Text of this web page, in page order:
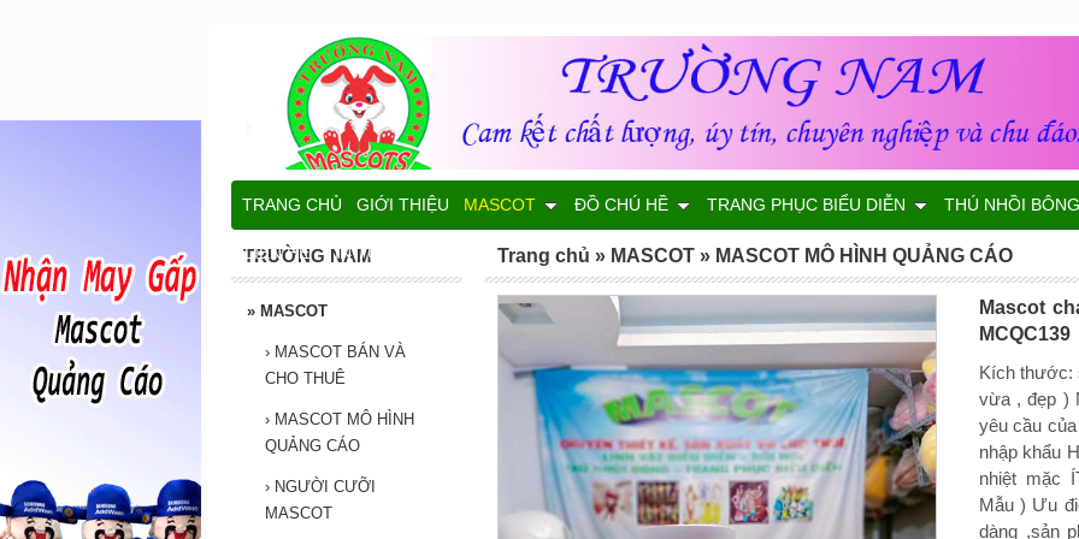
Mascot
MCQC139
Kích thước:
vừa , đẹp )
yêu cầu
nhập khẩu
nhiệt mặc
Mẫu ) Ưu
dàng ,sản
Trang chủ » MASCOT » MASCOT MÔ HÌNH QUẢNG CÁO
TRƯỜNG NAM
» MASCOT
› MASCOT BÁN VÀ
CHO THUÊ
› MASCOT MÔ HÌNH
QUẢNG CÁO
› NGƯỜI CƯỠI
MASCOT
TRANG CHỦ GIỚI THIỆU MASCOT ĐỒ CHÚ HỀ TRANG PHỤC BIỂU DIỄN THÚ NHỒI BÔNG
LIÊN HỆ TIN TỨC